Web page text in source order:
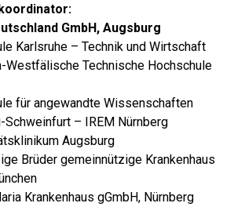
GmbH, Augsburg
Karlsruhe – Technik und Wirtschaft
Westfälische Technische Hochschule
für angewandte Wissenschaften
Schweinfurt – IREM Nürnberg
Augsburg
Brüder gemeinnützige Krankenhaus
Krankenhaus gGmbH, Nürnberg